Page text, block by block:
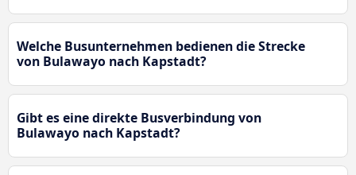
Welche Busunternehmen bedienen die Strecke
von Bulawayo nach Kapstadt?
Gibt es eine direkte Busverbindung von
Bulawayo nach Kapstadt?